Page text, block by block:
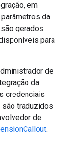
em
da
gerados
para
de
da
credenciais
são traduzidos
de
.